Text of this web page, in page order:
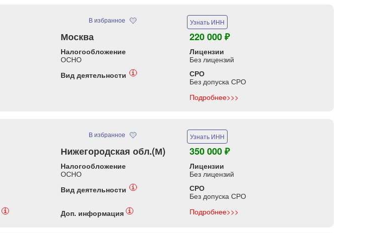
В избранное Узнать ИНН
Москва 220 000 ₽
Налогообложение
ОСНО
Лицензии
Без лицензий
Вид деятельности i
СРО
Без допуска СРО
Подробнее>>>
В избранное Узнать ИНН
Нижегородская обл.(М) 350 000 ₽
Налогообложение
ОСНО
Лицензии
Без лицензий
Вид деятельности i
СРО
Без допуска СРО
i Доп. информация i Подробнее>>>